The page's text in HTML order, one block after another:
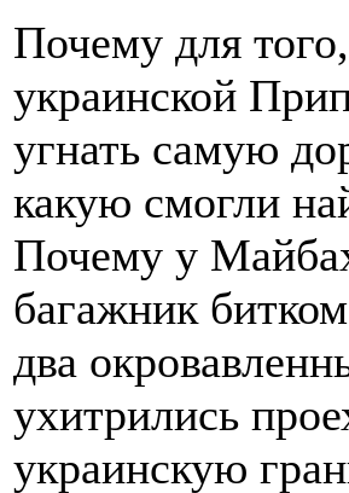
Почему для
украинской
угнать самую
какую смогли
Почему у
багажник
два
ухитрились
украинскую